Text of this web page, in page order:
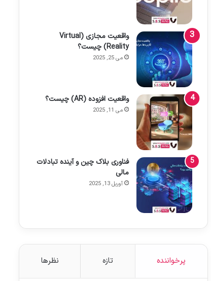
واقعیت مجازی (Virtual
Reality) چیست؟
می 25, 2025
واقعیت افزوده (AR) چیست؟
می 11, 2025
فناوری بلاک چین و آینده تبادلات
مالی
آوریل 13, 2025
پرخواننده تازه نظرها